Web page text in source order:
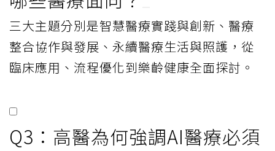
三大主題分別是智慧醫療實踐與創新、醫療
整合協作與發展、永續醫療生活與照護，從
臨床應用、流程優化到樂齡健康全面探討。
Q3：高醫為何強調AI醫療必須